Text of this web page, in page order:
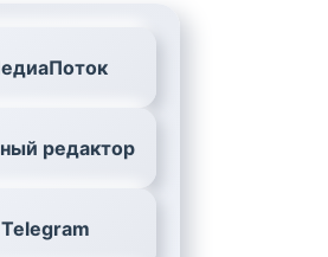
редактор
Telegram